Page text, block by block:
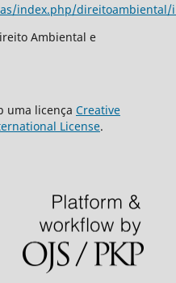
index.php/direitoambiental/
Ambiental e
uma licença Creative
License.